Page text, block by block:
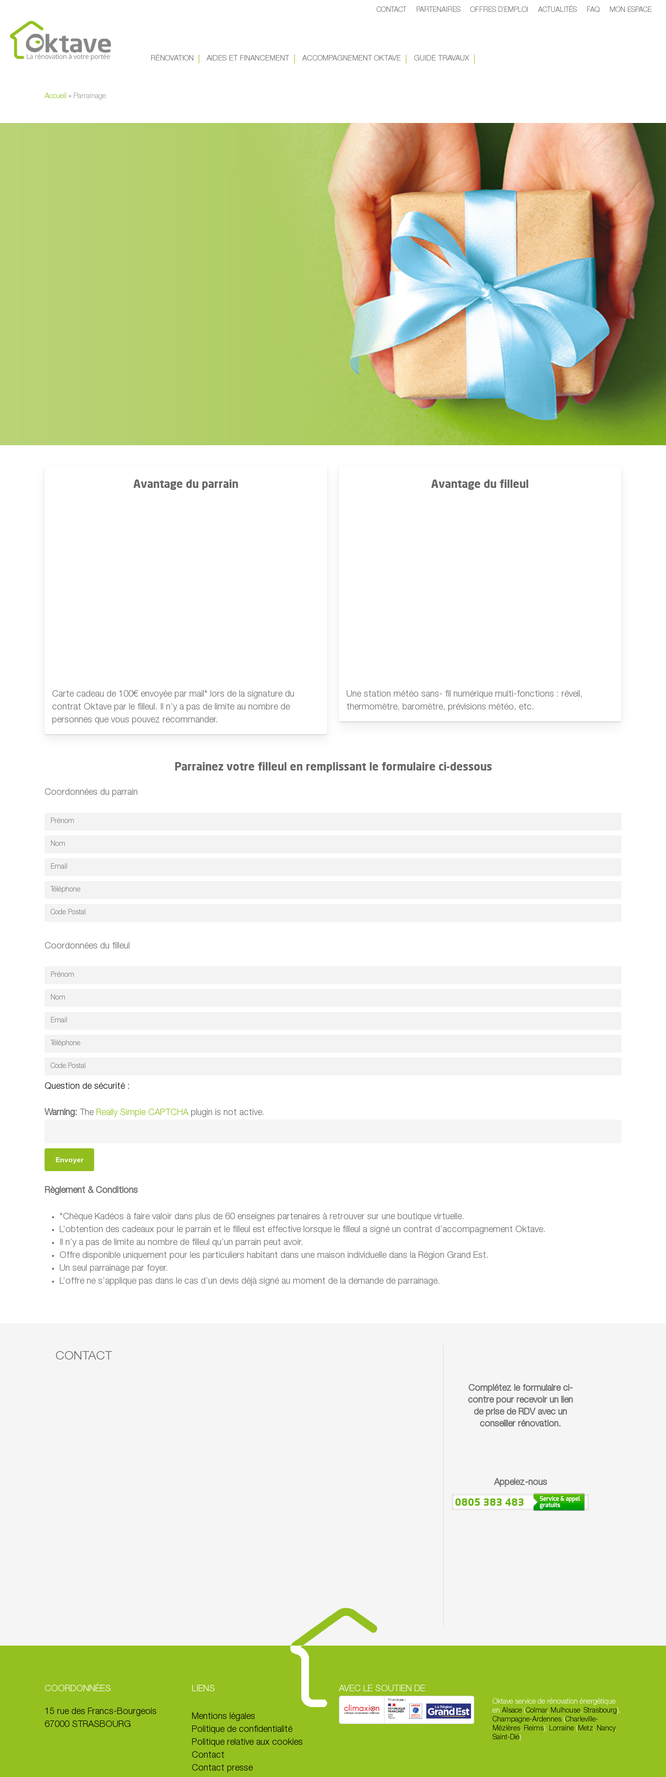
main
content
CONTACT PARTENAIRES OFFRES D’EMPLOI ACTUALITÉS FAQ MON ESPACE
RÉNOVATION AIDES ET FINANCEMENT ACCOMPAGNEMENT OKTAVE GUIDE TRAVAUX
Accueil » Parrainage
Avantage du parrain
Carte cadeau de 100€ envoyée par mail* lors de la signature du
contrat Oktave par le filleul. Il n’y a pas de limite au nombre de
personnes que vous pouvez recommander.
Avantage du filleul
Une station météo sans- fil numérique multi-fonctions : réveil,
thermomètre, baromètre, prévisions météo, etc.
Parrainez votre filleul en remplissant le formulaire ci-dessous
Coordonnées du parrain
Coordonnées du filleul
Question de sécurité :
Warning: TheReally Simple CAPTCHAplugin is not active.
Règlement & Conditions
*Chèque Kadéos à faire valoir dans plus de 60 enseignes partenaires à retrouver sur une boutique virtuelle.
L’obtention des cadeaux pour le parrain et le filleul est effective lorsque le filleul a signé un contrat d’accompagnement Oktave.
Il n’y a pas de limite au nombre de filleul qu’un parrain peut avoir.
Offre disponible uniquement pour les particuliers habitant dans une maison individuelle dans la Région Grand Est.
Un seul parrainage par foyer.
L’offre ne s’applique pas dans le cas d’un devis déjà signé au moment de la demande de parrainage.
CONTACT
Complétez le formulaire ci-
contre pour recevoir un lien
de prise de RDV avec un
conseiller rénovation.
Appelez-nous
0805 383 483
COORDONNÉES
15 rue des Francs-Bourgeois
67000 STRASBOURG
LIENS
Mentions légales
Politique de confidentialité
Politique relative aux cookies
Contact
Contact presse
AVEC LE SOUTIEN DE
Oktave service de rénovation énergétique
enAlsace (Colmar, Mulhouse,Strasbourg),
Champagne-Ardennes (Charleville-
Mézières, Reims), Lorraine (Metz, Nancy,
Saint-Dié)